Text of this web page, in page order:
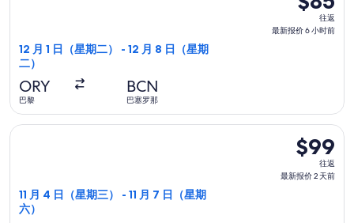
时
往
返,
6
时
往返
最新报价 6 小时前
12 月 1 日（星期二） - 12 月 8 日（星期
二）
ORY
巴黎
BCN
巴塞罗那
$99
往
返,
$99
往返
最新报价 2 天前
11 月 4 日（星期三） - 11 月 7 日（星期
六）
选择伏林航空航班，11 月 4 日（星期三）从巴黎前往巴塞罗